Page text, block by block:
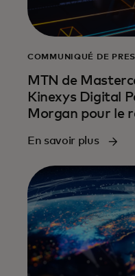
COMMUNIQUÉ DE
MTN de
Kinexys Digital
Morgan pour le
En savoir plus